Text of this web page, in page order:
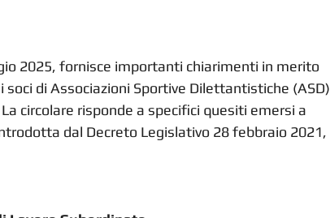
2025, fornisce importanti chiarimenti in merito
di Associazioni Sportive Dilettantistiche (ASD)
circolare risponde a specifici quesiti emersi a
dal Decreto Legislativo 28 febbraio 2021,